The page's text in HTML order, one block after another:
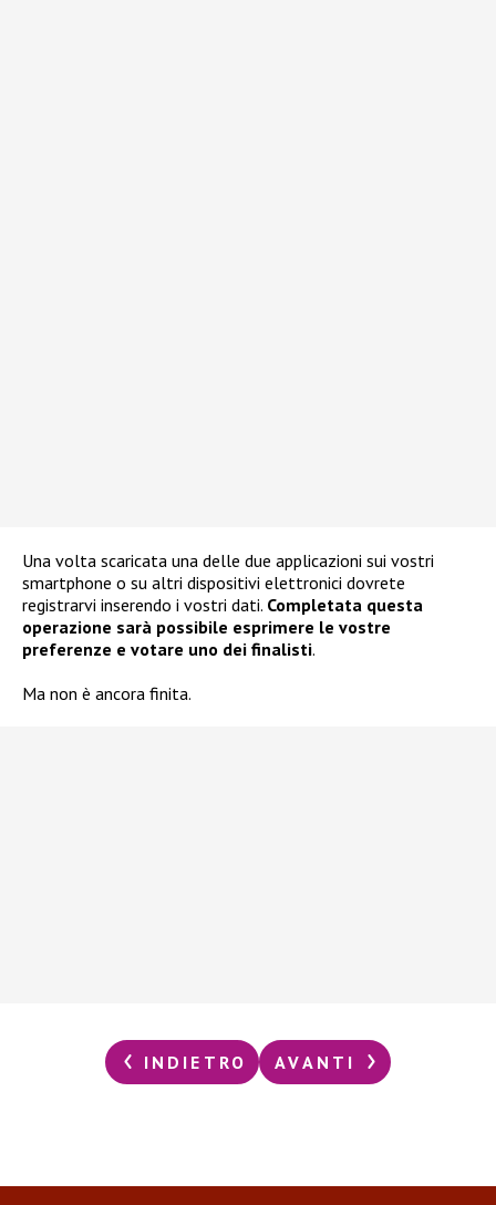
Una volta scaricata una delle due applicazioni sui vostri
smartphone o su altri dispositivi elettronici dovrete
registrarvi inserendo i vostri dati. Completata questa
operazione sarà possibile esprimere le vostre
preferenze e votare uno dei finalisti.
Ma non è ancora finita.
INDIETRO AVANTI